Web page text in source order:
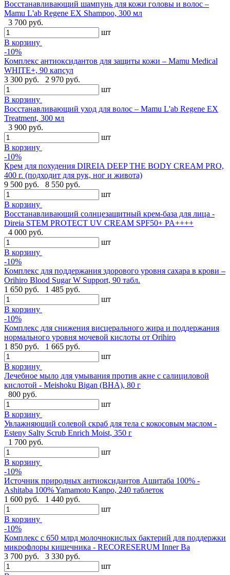
Восстанавливающий шампунь для кожи головы и волос –
Mamu L'ab Regene EX Shampoo, 300 мл
3 700 руб.
шт
В корзину
-10%
Комплекс антиоксидантов для защиты кожи – Mamu Medical
WHITE+, 90 капсул
3 300 руб.
2 970 руб.
шт
В корзину
Восстанавливающий уход для волос – Mamu L'ab Regene EX
Treatment, 300 мл
3 900 руб.
шт
В корзину
-10%
Крем для похудения DIREIA DEEP THE BODY CREAM PRO,
400 г. (подходит для рук, ног и живота)
9 500 руб.
8 550 руб.
шт
В корзину
Восстанавливающий солнцезащитный крем-база для лица -
Direia STEM PROTECT UV CREAM SPF50+ PA++++
4 000 руб.
шт
В корзину
-10%
Комплекс для поддержания здорового уровня сахара в крови –
Orihiro Blood Sugar W Support, 90 табл.
1 650 руб.
1 485 руб.
шт
В корзину
-10%
Комплекс для снижения висцерального жира и поддержания
нормального уровня мочевой кислоты от Orihiro
1 850 руб.
1 665 руб.
шт
В корзину
Лечебное мыло для умывания против акне с салициловой
кислотой - Meishoku Bigan (BHA), 80 г
800 руб.
шт
В корзину
Увлажняющий солевой скраб для тела с кокосовым маслом -
Esteny Salty Scrub Enrich Moist, 350 г
1 700 руб.
шт
В корзину
-10%
Источник природных антиоксидантов Ашитаба 100% -
Ashitaba 100% Yamamoto Kanpo, 240 таблеток
1 600 руб.
1 440 руб.
шт
В корзину
-10%
Комплекс с 650 млрд молочнокислых бактерий для поддержки
микрофлоры кишечника - RECORESERUM Inner Ba
3 700 руб.
3 330 руб.
шт